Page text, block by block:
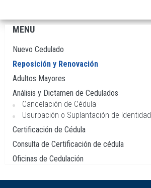
Navegación
principal
MENU
Nuevo Cedulado
Reposición y Renovación
Adultos Mayores
Análisis y Dictamen de Cedulados
Cancelación de Cédula
Usurpación o Suplantación de Identidad
Certificación de Cédula
Consulta de Certificación de cédula
Oficinas de Cedulación